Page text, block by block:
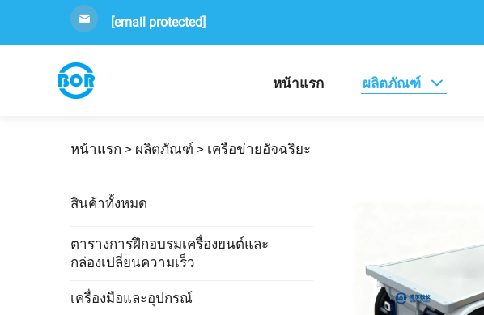
[email protected]
หน้าแรก ผลิตภัณฑ์
หน้าแรก > ผลิตภัณฑ์ > เครือข่ายอัจฉริยะ
สินค้าทั้งหมด
ตารางการฝึกอบรมเครื่องยนต์และ
กล่องเปลี่ยนความเร็ว
เครื่องมือและอุปกรณ์